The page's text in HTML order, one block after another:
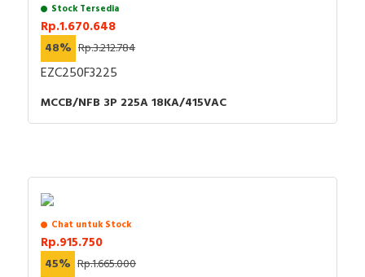
Stock Tersedia
Rp.1.670.648
48% Rp.3.212.784
EZC250F3225
MCCB/NFB 3P 225A 18KA/415VAC
Chat untuk Stock
Rp.915.750
45% Rp.1.665.000